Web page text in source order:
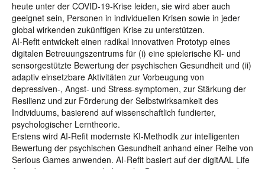
heute unter der COVID-19-Krise leiden, sie wird aber auch
geeignet sein, Personen in individuellen Krisen sowie in jeder
global wirkenden zukünftigen Krise zu unterstützen.
AI-Refit entwickelt einen radikal innovativen Prototyp eines
digitalen Betreuungszentrums für (i) eine spielerische KI- und
sensorgestützte Bewertung der psychischen Gesundheit und (ii)
adaptiv einsetzbare Aktivitäten zur Vorbeugung von
depressiven-, Angst- und Stress-symptomen, zur Stärkung der
Resilienz und zur Förderung der Selbstwirksamkeit des
Individuums, basierend auf wissenschaftlich fundierter,
psychologischer Lerntheorie.
Erstens wird AI-Refit modernste KI-Methodik zur intelligenten
Bewertung der psychischen Gesundheit anhand einer Reihe von
Serious Games anwenden. AI-Refit basiert auf der digitAAL Life